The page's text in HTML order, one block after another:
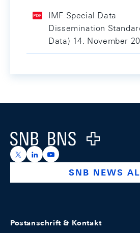
IMF Special Data
Dissemination
Data) 14. November
Logo
https://x.com/snb_bns
https://ch.linkedin.com/
https://
SNB NEWS
Postanschrift & Kontakt